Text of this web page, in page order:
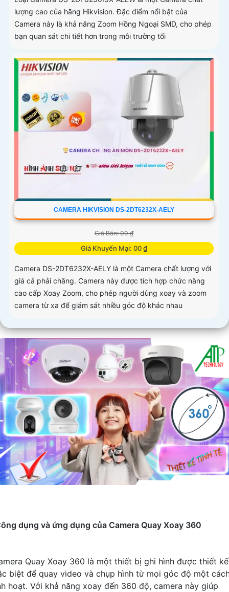
lượng cao của hãng Hikvision. Đặc điểm nổi bật của
Camera này là khả năng Zoom Hồng Ngoại SMD, cho phép
bạn quan sát chi tiết hơn trong môi trường tối
CAMERA HIKVISION DS-2DT6232X-AELY
Giá Bán: 00 ₫
Giá Khuyến Mại: 00 ₫
Camera DS-2DT6232X-AELY là một Camera chất lượng với
giá cả phải chăng. Camera này được tích hợp chức năng
cao cấp Xoay Zoom, cho phép người dùng xoay và zoom
camera từ xa để giám sát nhiều góc độ khác nhau
dụng và ứng dụng của Camera Quay Xoay 360
Quay Xoay 360 là một thiết bị ghi hình được thiết kế
biệt để quay video và chụp hình từ mọi góc độ một
hoạt. Với khả năng xoay đến 360 độ, camera này giúp